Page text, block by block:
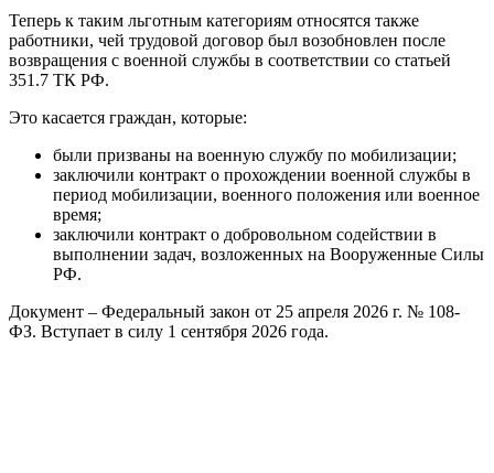
Теперь к таким льготным категориям относятся также
работники, чей трудовой договор был возобновлен после
возвращения с военной службы в соответствии со статьей
351.7 ТК РФ.
Это касается граждан, которые:
были призваны на военную службу по мобилизации;
заключили контракт о прохождении военной службы в
период мобилизации, военного положения или военное
время;
заключили контракт о добровольном содействии в
выполнении задач, возложенных на Вооруженные Силы
РФ.
Документ – Федеральный закон от 25 апреля 2026 г. № 108-
ФЗ. Вступает в силу 1 сентября 2026 года.